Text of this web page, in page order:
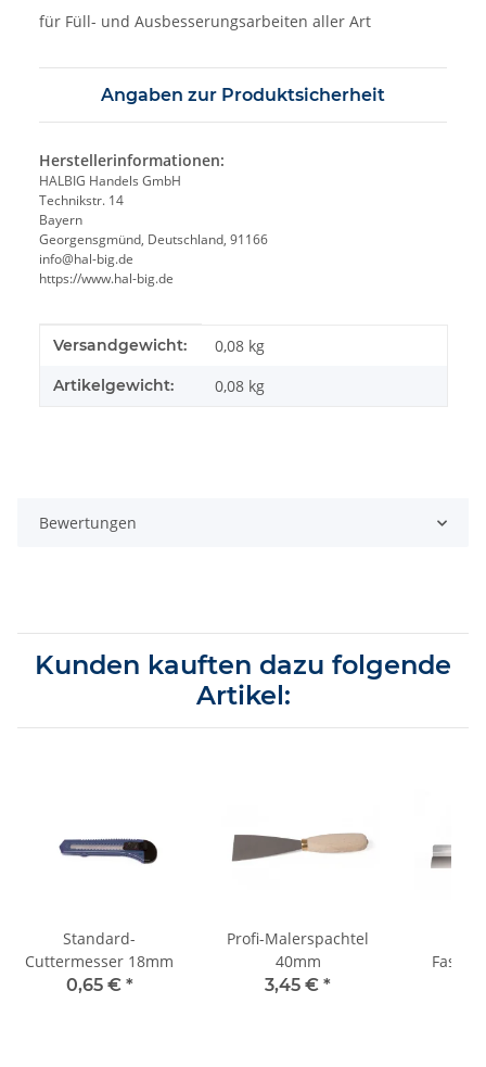
für Füll- und Ausbesserungsarbeiten aller Art
Angaben zur Produktsicherheit
Herstellerinformationen:
HALBIG Handels GmbH
Technikstr. 14
Bayern
Georgensgmünd, Deutschland, 91166
info@hal-big.de
https://www.hal-big.de
Produkteigenschaft
Wert
Versandgewicht: 0,08 kg
Artikelgewicht: 0,08 kg
Bewertungen
Kunden kauften dazu folgende
Artikel:
Standard-
Cuttermesser 18mm
0,65 € *
Profi-Malerspachtel
40mm
3,45 € *